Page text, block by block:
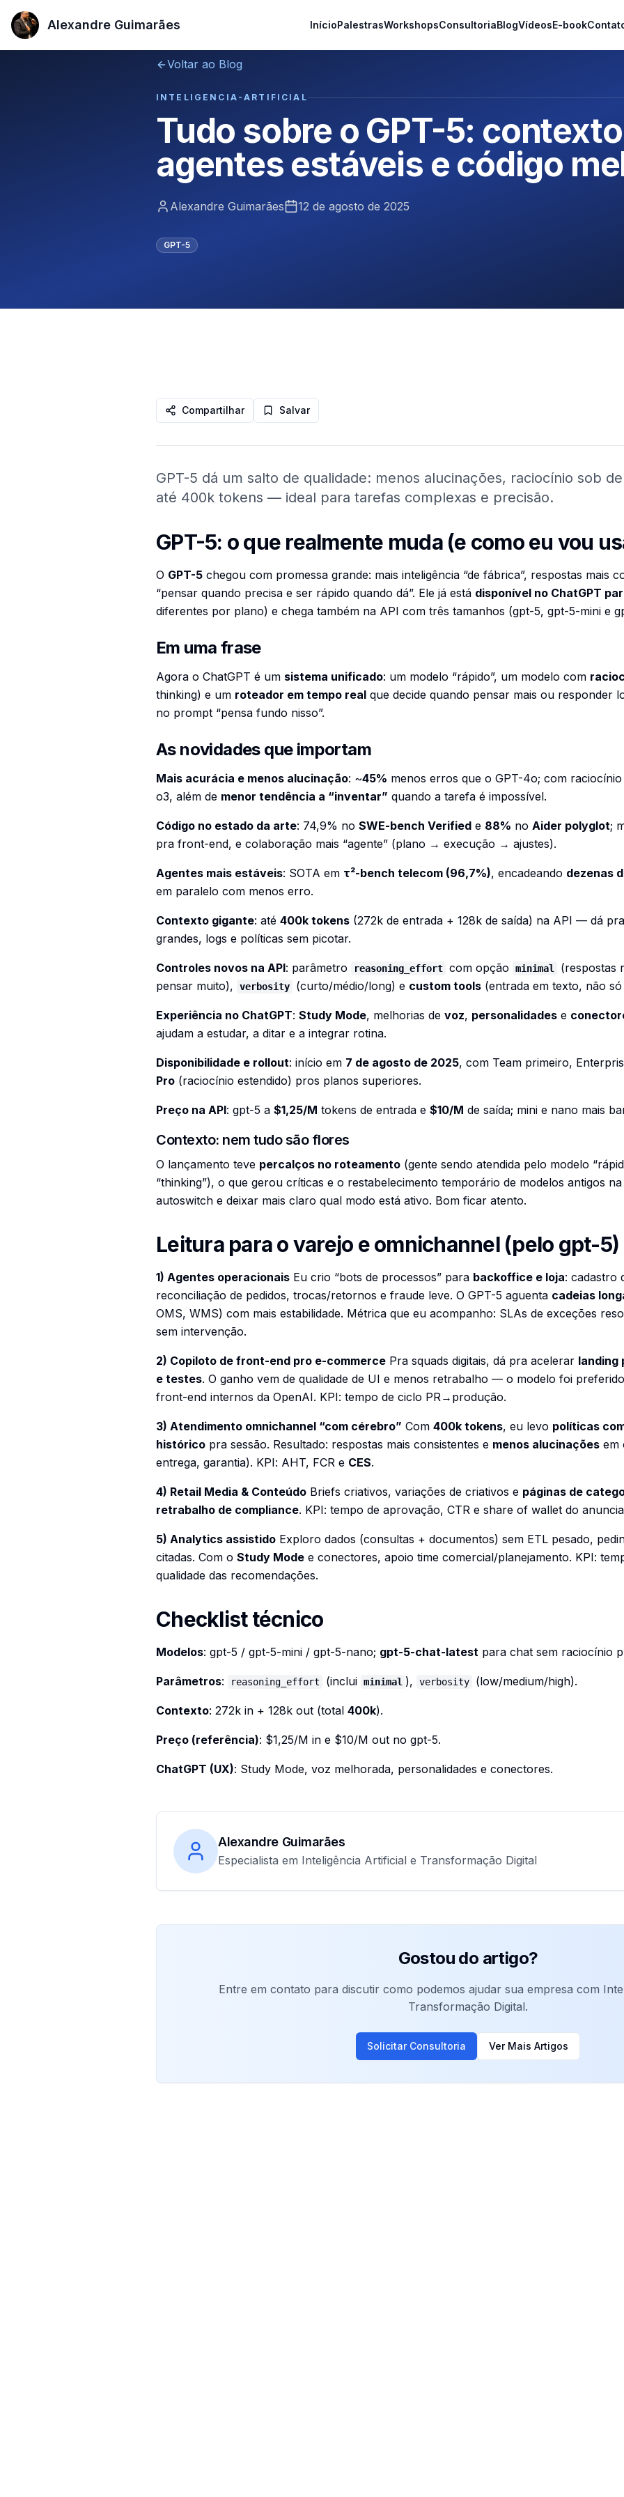
Alexandre Guimarães
Alexandre Guimarães InícioPalestrasWorkshopsConsultoriaBlogVídeosE-book
Voltar ao Blog
INTELIGENCIA-ARTIFICIAL
Tudo sobre o GPT-5:
agentes estáveis e código
Alexandre Guimarães 12 de agosto de 2025
GPT-5
Compartilhar Salvar
GPT-5 dá um salto de qualidade: menos alucinações, raciocínio sob
até 400k tokens — ideal para tarefas complexas e precisão.
GPT-5: o que realmente muda (e como eu vou
O GPT-5 chegou com promessa grande: mais inteligência “de fábrica”, respostas mais
“pensar quando precisa e ser rápido quando dá”. Ele já está disponível no ChatGPT
diferentes por plano) e chega também na API com três tamanhos (gpt-5, gpt-5-mini e
Em uma frase
Agora o ChatGPT é um sistema unificado: um modelo “rápido”, um modelo com
thinking) e um roteador em tempo real que decide quando pensar mais ou responder
no prompt “pensa fundo nisso”.
As novidades que importam
Mais acurácia e menos alucinação: ~45% menos erros que o GPT-4o; com
o3, além de menor tendência a “inventar” quando a tarefa é impossível.
Código no estado da arte: 74,9% no SWE-bench Verified e 88% no Aider polyglot;
pra front-end, e colaboração mais “agente” (plano → execução → ajustes).
Agentes mais estáveis: SOTA em τ²-bench telecom (96,7%), encadeando dezenas
em paralelo com menos erro.
Contexto gigante: até 400k tokens (272k de entrada + 128k de saída) na API — dá
grandes, logs e políticas sem picotar.
Controles novos na API: parâmetro reasoning_effort com opção minimal
(respostas
pensar muito),
verbosity (curto/médio/long) e custom tools (entrada em texto, não
Experiência no ChatGPT: Study Mode, melhorias de voz, personalidades e
ajudam a estudar, a ditar e a integrar rotina.
Disponibilidade e rollout: início em 7 de agosto de 2025, com Team primeiro,
Pro (raciocínio estendido) pros planos superiores.
Preço na API: gpt-5 a $1,25/M tokens de entrada e $10/M de saída; mini e nano mais
Contexto: nem tudo são flores
O lançamento teve percalços no roteamento (gente sendo atendida pelo modelo
“thinking”), o que gerou críticas e o restabelecimento temporário de modelos antigos
autoswitch e deixar mais claro qual modo está ativo. Bom ficar atento.
Leitura para o varejo e omnichannel (pelo gpt-5)
1) Agentes operacionais Eu crio “bots de processos” para backoffice e loja: cadastro
reconciliação de pedidos, trocas/retornos e fraude leve. O GPT-5 aguenta cadeias
OMS, WMS) com mais estabilidade. Métrica que eu acompanho: SLAs de exceções
sem intervenção.
2) Copiloto de front-end pro e-commerce Pra squads digitais, dá pra acelerar landing
e testes. O ganho vem de qualidade de UI e menos retrabalho — o modelo foi
front-end internos da OpenAI. KPI: tempo de ciclo PR→produção.
3) Atendimento omnichannel “com cérebro” Com 400k tokens, eu levo políticas
histórico pra sessão. Resultado: respostas mais consistentes e menos alucinações em
entrega, garantia). KPI: AHT, FCR e CES.
4) Retail Media & Conteúdo Briefs criativos, variações de criativos e páginas de
retrabalho de compliance. KPI: tempo de aprovação, CTR e share of wallet do
5) Analytics assistido Exploro dados (consultas + documentos) sem ETL pesado,
citadas. Com o Study Mode e conectores, apoio time comercial/planejamento. KPI:
qualidade das recomendações.
Checklist técnico
Modelos: gpt-5 / gpt-5-mini / gpt-5-nano; gpt-5-chat-latest para chat sem raciocínio
Parâmetros: reasoning_effort (inclui minimal ), verbosity (low/medium/high).
Contexto: 272k in + 128k out (total 400k).
Preço (referência): $1,25/M in e $10/M out no gpt-5.
ChatGPT (UX): Study Mode, voz melhorada, personalidades e conectores.
Alexandre Guimarães
Especialista em Inteligência Artificial e Transformação Digital
Gostou do artigo?
Entre em contato para discutir como podemos ajudar sua empresa com
Transformação Digital.
Solicitar Consultoria Ver Mais Artigos